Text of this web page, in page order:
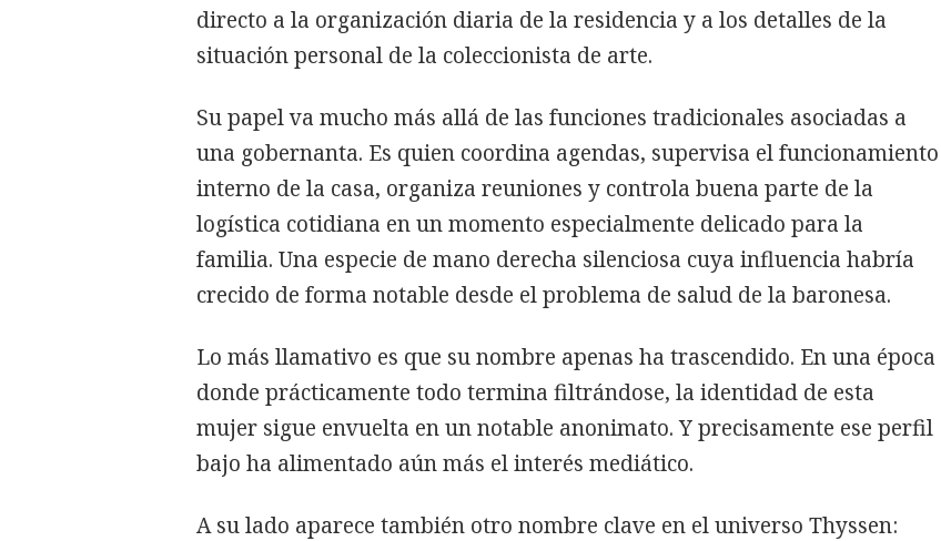
directo a la organización diaria de la residencia y a los detalles de la
situación personal de la coleccionista de arte.
Su papel va mucho más allá de las funciones tradicionales asociadas a
una gobernanta. Es quien coordina agendas, supervisa el funcionamiento
interno de la casa, organiza reuniones y controla buena parte de la
logística cotidiana en un momento especialmente delicado para la
familia. Una especie de mano derecha silenciosa cuya influencia habría
crecido de forma notable desde el problema de salud de la baronesa.
Lo más llamativo es que su nombre apenas ha trascendido. En una época
donde prácticamente todo termina filtrándose, la identidad de esta
mujer sigue envuelta en un notable anonimato. Y precisamente ese perfil
bajo ha alimentado aún más el interés mediático.
A su lado aparece también otro nombre clave en el universo Thyssen: